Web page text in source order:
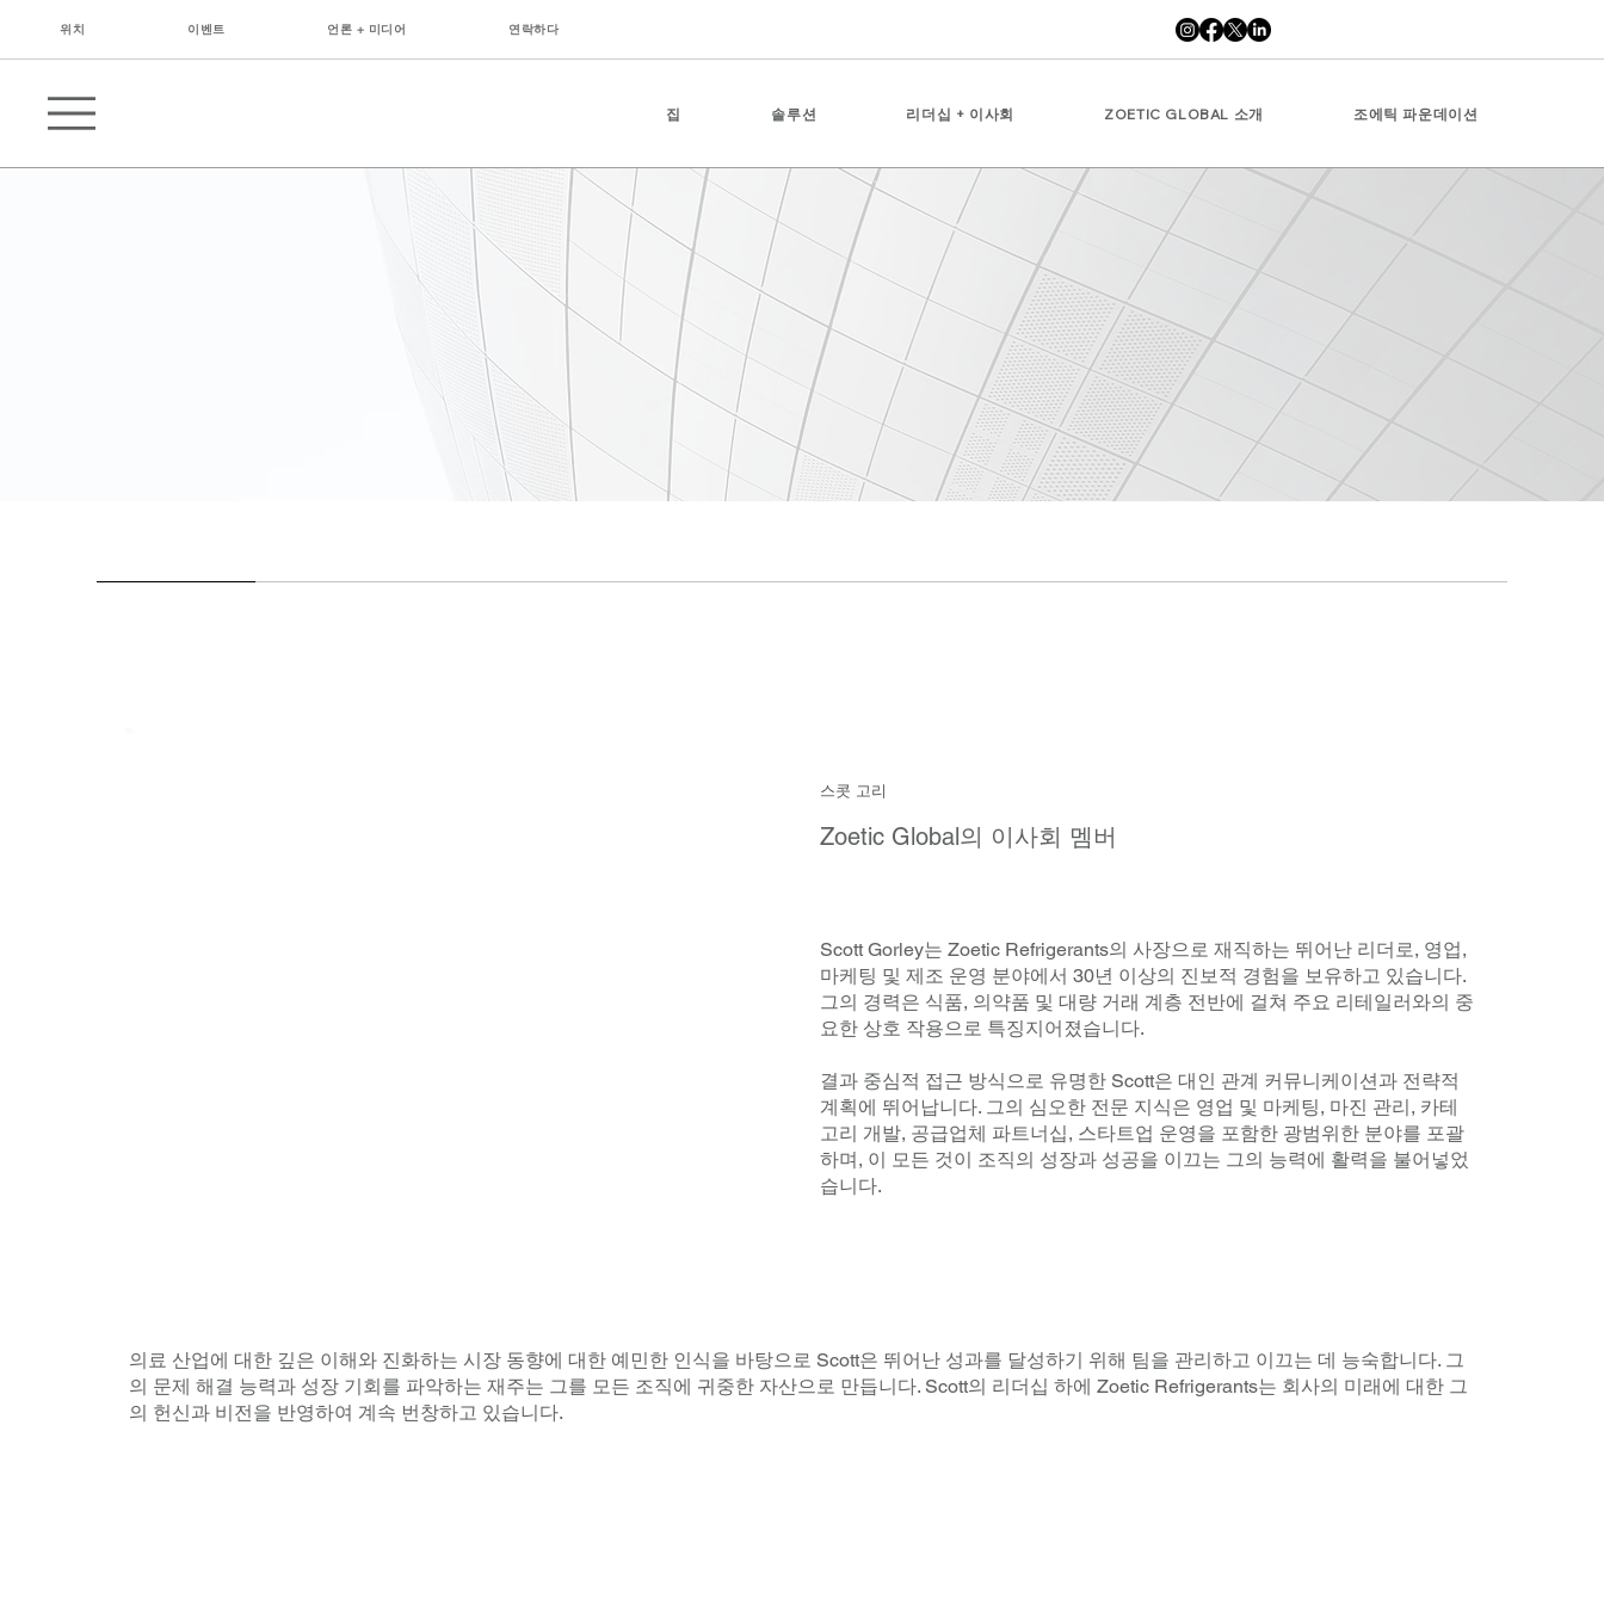
위치 이벤트 언론 + 미디어 연락하다
집 솔루션 리더십 + 이사회 ZOETIC GLOBAL 소개 조에틱 파운데이션
스콧 고리
Zoetic Global의 이사회 멤버
Scott Gorley는 Zoetic Refrigerants의 사장으로 재직하는 뛰어난 리더로, 영업,
마케팅 및 제조 운영 분야에서 30년 이상의 진보적 경험을 보유하고 있습니다.
그의 경력은 식품, 의약품 및 대량 거래 계층 전반에 걸쳐 주요 리테일러와의 중
요한 상호 작용으로 특징지어졌습니다.
결과 중심적 접근 방식으로 유명한 Scott은 대인 관계 커뮤니케이션과 전략적
계획에 뛰어납니다. 그의 심오한 전문 지식은 영업 및 마케팅, 마진 관리, 카테
고리 개발, 공급업체 파트너십, 스타트업 운영을 포함한 광범위한 분야를 포괄
하며, 이 모든 것이 조직의 성장과 성공을 이끄는 그의 능력에 활력을 불어넣었
습니다.
의료 산업에 대한 깊은 이해와 진화하는 시장 동향에 대한 예민한 인식을 바탕으로 Scott은 뛰어난 성과를 달성하기 위해 팀을 관리하고 이끄는 데 능숙합니다. 그
의 문제 해결 능력과 성장 기회를 파악하는 재주는 그를 모든 조직에 귀중한 자산으로 만듭니다. Scott의 리더십 하에 Zoetic Refrigerants는 회사의 미래에 대한 그
의 헌신과 비전을 반영하여 계속 번창하고 있습니다.